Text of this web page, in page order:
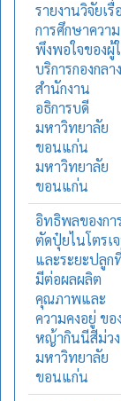
รายงานวิจัยเรื่
การศึกษาความ
พึงพอใจของผู้
บริการกองกลาง
สำนักงาน
อธิการบดี
มหาวิทยาลัย
ขอนแก่น
มหาวิทยาลัย
ขอนแก่น
อิทธิพลของกา
ตัดปุ๋ยไนโตรเ
และระยะปลูก
มีต่อผลผลิต
คุณภาพและ
ความคงอยู่ ของ
หญ้ากินนีสีม่วง
มหาวิทยาลัย
ขอนแก่น